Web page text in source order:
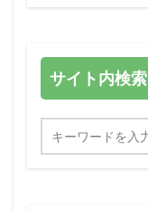
サイト内検索